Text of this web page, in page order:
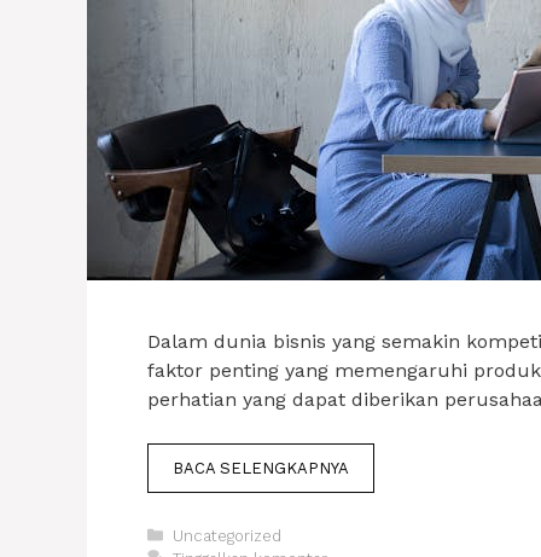
Dalam dunia bisnis yang semakin
faktor penting yang memengaruhi
perhatian yang dapat diberikan
BACA SELENGKAPNYA
Kategori
Uncategorized